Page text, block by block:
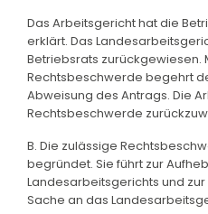
Das Arbeitsgericht hat die
erklärt. Das
Betriebsrats zurückgewiesen.
Rechtsbeschwerde begehrt
Abweisung des Antrags. Die
Rechtsbeschwerde
B. Die zulässige
begründet. Sie führt zur
Landesarbeitsgerichts und
Sache an das